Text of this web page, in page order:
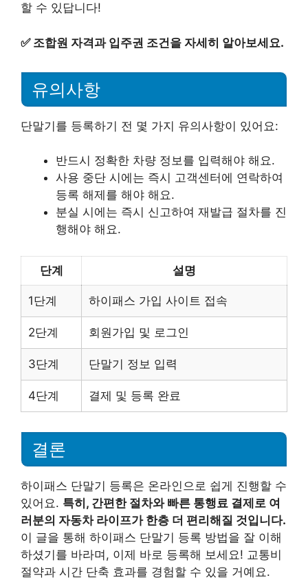
할 수 있답니다!
✅ 조합원 자격과 입주권 조건을 자세히 알아보세요.
유의사항
단말기를 등록하기 전 몇 가지 유의사항이 있어요:
반드시 정확한 차량 정보를 입력해야 해요.
사용 중단 시에는 즉시 고객센터에 연락하여
등록 해제를 해야 해요.
분실 시에는 즉시 신고하여 재발급 절차를 진
행해야 해요.
단계 설명
1단계 하이패스 가입 사이트 접속
2단계 회원가입 및 로그인
3단계 단말기 정보 입력
4단계 결제 및 등록 완료
결론
하이패스 단말기 등록은 온라인으로 쉽게 진행할 수
있어요. 특히, 간편한 절차와 빠른 통행료 결제로 여
러분의 자동차 라이프가 한층 더 편리해질 것입니다.
이 글을 통해 하이패스 단말기 등록 방법을 잘 이해
하셨기를 바라며, 이제 바로 등록해 보세요! 교통비
절약과 시간 단축 효과를 경험할 수 있을 거예요.